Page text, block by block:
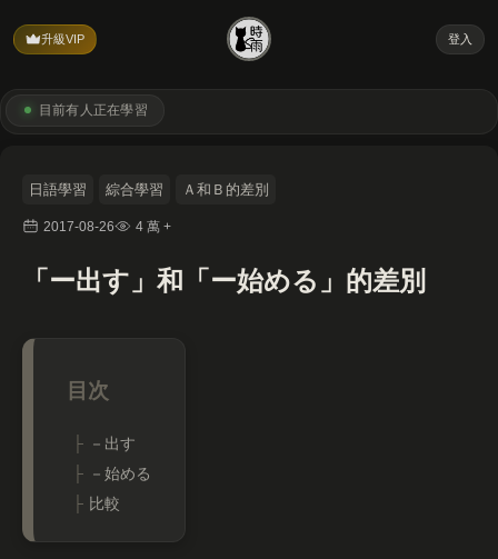
升級VIP 登入
目前有 人正在學習
日語學習 綜合學習 Ａ和Ｂ的差別
2017-08-26 4 萬 +
「ー出す」和「ー始める」的差別
－出す
－始める
比較